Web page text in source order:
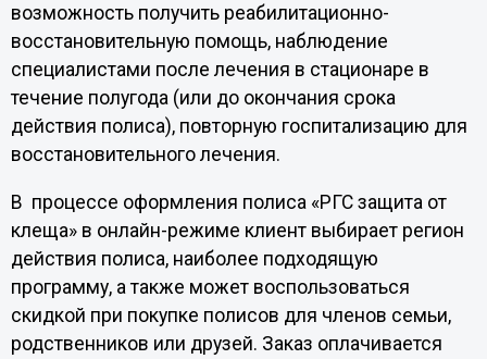
возможность получить реабилитационно-
восстановительную помощь, наблюдение
специалистами после лечения в стационаре в
течение полугода (или до окончания срока
действия полиса), повторную госпитализацию для
восстановительного лечения.
В процессе оформления полиса «РГС защита от
клеща» в онлайн-режиме клиент выбирает регион
действия полиса, наиболее подходящую
программу, а также может воспользоваться
скидкой при покупке полисов для членов семьи,
родственников или друзей. Заказ оплачивается